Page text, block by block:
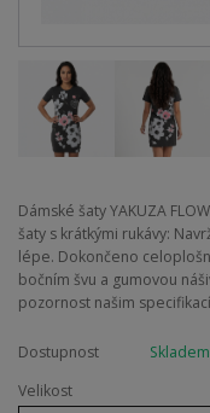
Dámské šaty YAKUZA
šaty s krátkými rukávy:
lépe. Dokončeno
bočním švu a gumovou
pozornost našim
Dostupnost
Skladem
Velikost